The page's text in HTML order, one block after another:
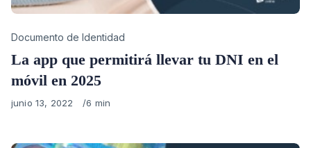
Category
Documento de Identidad
La app que permitirá llevar tu DNI en el
móvil en 2025
Published
junio 13, 2022 6 min